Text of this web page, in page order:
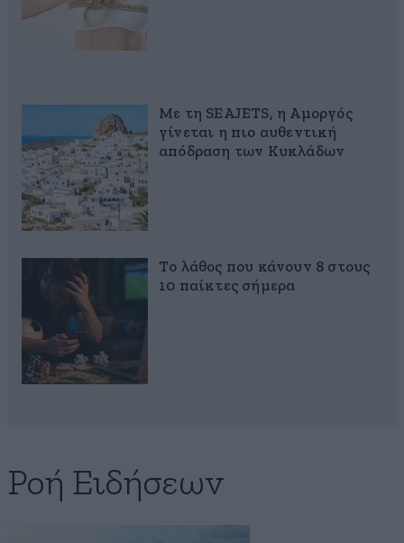
Με τη SEAJETS, η Αμοργός
γίνεται η πιο αυθεντική
απόδραση των Κυκλάδων
Το λάθος που κάνουν 8 στους
10 παίκτες σήμερα
Ροή Ειδήσεων